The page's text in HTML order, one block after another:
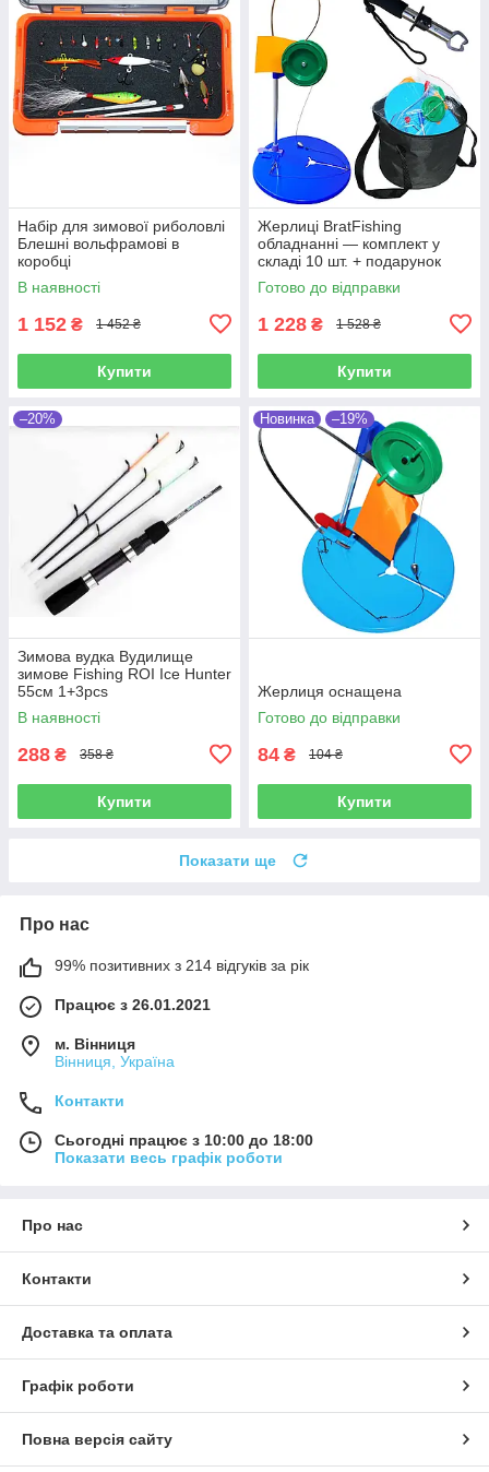
Набір для зимової риболовлі
Блешні вольфрамові в
коробці
В наявності
1 152 ₴ 1 452 ₴
Купити
Жерлиці BratFishing
обладнанні — комплект у
складі 10 шт. + подарунок
(лігрип)
Готово до відправки
1 228 ₴ 1 528 ₴
Купити
–20%
Зимова вудка Вудилище
зимове Fishing ROI Ice Hunter
55см 1+3pcs
В наявності
288 ₴ 358 ₴
Купити
Новинка –19%
Жерлиця оснащена
Готово до відправки
84 ₴ 104 ₴
Купити
Показати ще
Про нас
99% позитивних з 214 відгуків за рік
Працює з 26.01.2021
м. Вінниця
Вінниця, Україна
Контакти
Сьогодні працює з 10:00 до 18:00
Показати весь графік роботи
Про нас
Контакти
Доставка та оплата
Графік роботи
Повна версія сайту